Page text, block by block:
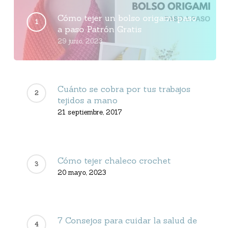
Cómo tejer un bolso origami paso
a paso Patrón Gratis
29 junio, 2023
Cuánto se cobra por tus trabajos
tejidos a mano
21 septiembre, 2017
Cómo tejer chaleco crochet
20 mayo, 2023
7 Consejos para cuidar la salud de